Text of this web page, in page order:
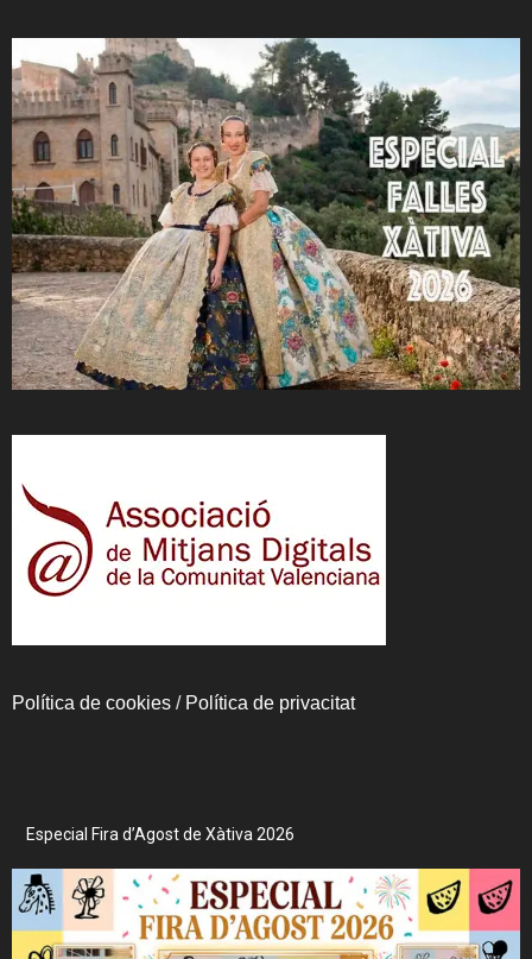
Política de cookies / Política de privacitat
Especial Fira d’Agost de Xàtiva 2026